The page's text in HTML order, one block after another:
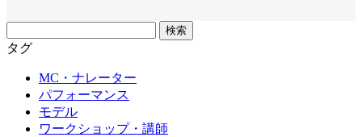
リ
タグ
MC・ナレーター
パフォーマンス
モデル
ワークショップ・講師